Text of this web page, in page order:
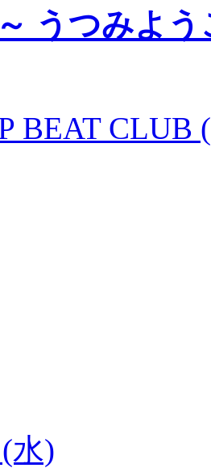
うつみよ
BEAT CLUB
水)